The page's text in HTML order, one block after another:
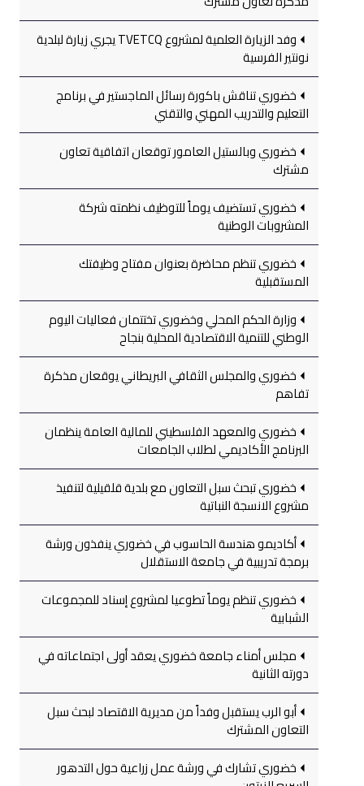
وفد الزيارة العلمية لمشروع TVETCQ يجري زيارة لبلدية
نونتير الفرسية
خضوري تناقش باكورة رسائل الماجستير في برنامج
التعليم والتدريب المهني والتقني
خضوري وبالستيل العامور توقعان اتفاقية تعاون
مشترك
خضوري تستضيف يوماً للتوظيف نظمته شركة
المشروبات الوطنية
خضوري تنظم محاضرة بعنوان مفتاح وظيفتك
المستقبلية
وزارة الحكم المحلي وخضوري تختتمان فعاليات اليوم
الوطني للتنمية الاقتصادية المحلية بنجاح
خضوري والمجلس الثقافي البريطاني يوقعان مذكرة
تفاهم
خضوري والمعهد الفلسطيني للمالية العامة ينظمان
البرنامج الأكاديمي لطلاب الجامعات
خضوري تبحث سبل التعاون مع بلدية قلقيلية لتنفيذ
مشروع الانسجة النباتية
أكاديمو هندسة الحاسوب في خضوري ينفذون ورشة
برمجة تدريبية في جامعة الاستقلال
خضوري تنظم يوماً تطوعيا لمشروع إسناد للمجموعات
الشبابية
مجلس أمناء جامعة خضوري يعقد أولى اجتماعاته في
دورته الثانية
أبو الرب يستقبل وفداً من مديرية الاقتصاد لبحث سبل
التعاون المشترك
خضوري تشارك في ورشة عمل زراعية حول التدهور